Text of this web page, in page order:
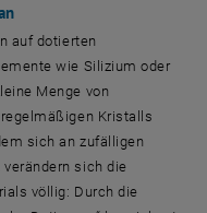
auf dotierten
wie Silizium oder
Menge von
Kristalls
sich an zufälligen
sich die
völlig: Durch die